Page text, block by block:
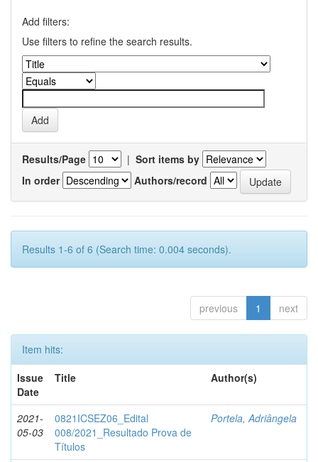
Add filters:
Use filters to refine the search results.
Results/Page | Sort items by
In order
Authors/record
Results 1-6 of 6 (Search time: 0.004 seconds).
previous 1 next
Item hits:
Issue
Date
Title Author(s)
2021-
05-03
0821ICSEZ06_Edital
008/2021_Resultado Prova de
Títulos
Portela, Adriângela